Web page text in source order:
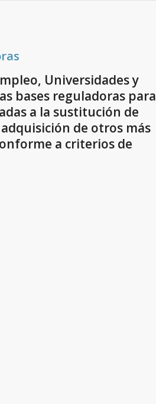
Universidades y
bases reguladoras para
a la sustitución de
de otros más
a criterios de